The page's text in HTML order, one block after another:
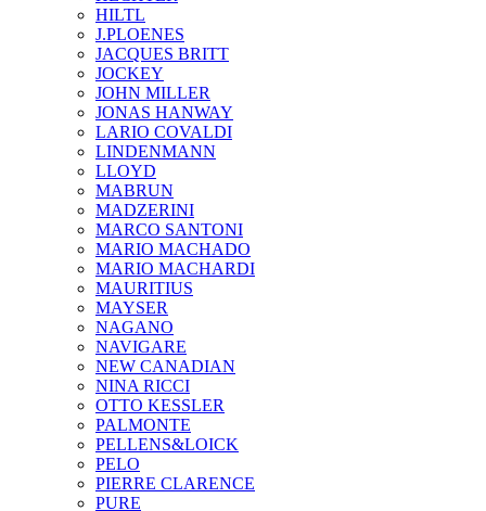
HILTL
J.PLOENES
JAСQUES BRITT
JOCKEY
JOHN MILLER
JONAS HANWAY
LARIO COVALDI
LINDENMANN
LLOYD
MABRUN
MADZERINI
MARCO SANTONI
MARIO MACHADO
MARIO MACHARDI
MAURITIUS
MAYSER
NAGANO
NAVIGARE
NEW CANADIAN
NINA RICCI
OTTO KESSLER
PALMONTE
PELLENS&LOICK
PELO
PIERRE CLARENCE
PURE